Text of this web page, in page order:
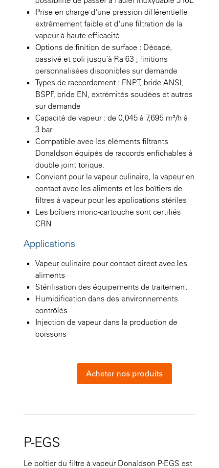
Prise en charge d'une pression différentielle
extrêmement faible et d'une filtration de la
vapeur à haute efficacité
Options de finition de surface : Décapé,
passivé et poli jusqu’à Ra 63 ; finitions
personnalisées disponibles sur demande
Types de raccordement : FNPT, bride ANSI,
BSPF, bride EN, extrémités soudées et autres
sur demande
Capacité de vapeur : de 0,045 à 7,695 m³/h à
3 bar
Compatible avec les éléments filtrants
Donaldson équipés de raccords enfichables à
double joint torique.
Convient pour la vapeur culinaire, la vapeur en
contact avec les aliments et les boîtiers de
filtres à vapeur pour les applications stériles
Les boîtiers mono-cartouche sont certifiés
CRN
Applications
Vapeur culinaire pour contact direct avec les
aliments
Stérilisation des équipements de traitement
Humidification dans des environnements
contrôlés
Injection de vapeur dans la production de
boissons
Acheter nos produits
P-EGS
Le boîtier du filtre à vapeur Donaldson P-EGS est